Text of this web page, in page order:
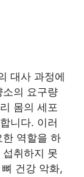
대사 과정에
의 요구량
몸의 세포
니다. 이러
역할을 하
취하지 못
건강 악화,